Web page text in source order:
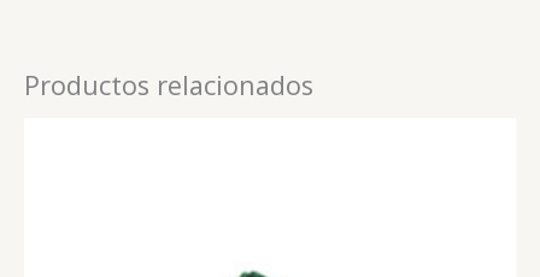
Productos relacionados